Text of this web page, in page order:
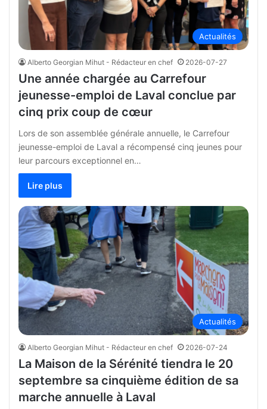
Actualités
Alberto Georgian Mihut - Rédacteur en chef 2026-07-27
Une année chargée au Carrefour
jeunesse-emploi de Laval conclue par
cinq prix coup de cœur
Lors de son assemblée générale annuelle, le Carrefour
jeunesse-emploi de Laval a récompensé cinq jeunes pour
leur parcours exceptionnel en…
Lire plus
Actualités
Alberto Georgian Mihut - Rédacteur en chef 2026-07-24
La Maison de la Sérénité tiendra le 20
septembre sa cinquième édition de sa
marche annuelle à Laval